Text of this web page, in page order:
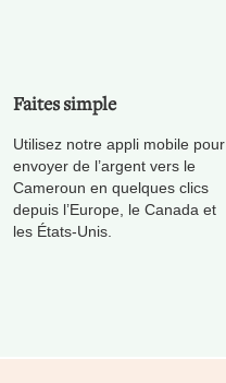
Faites simple
Utilisez notre appli mobile pour
envoyer de l’argent vers le
Cameroun en quelques clics
depuis l’Europe, le Canada et
les États-Unis.